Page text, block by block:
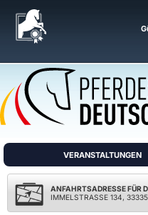
VERANSTALTUNGEN
ANFAHRTSADRESSE FÜR
IMMELSTRASSE 134,